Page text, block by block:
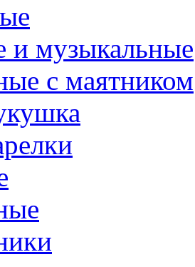
и музыкальные
с маятником